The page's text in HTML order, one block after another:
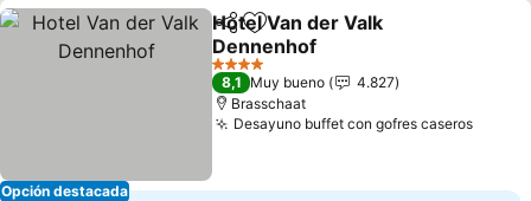
Opción destacada
CompartirAgregar a favoritos
Hotel Van der Valk
Dennenhof
4 Estrellas
8,1 Muy bueno
4.827
Brasschaat
Desayuno buffet con gofres caseros